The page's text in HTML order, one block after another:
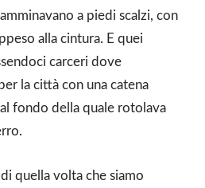
a piedi scalzi, con
alla cintura. E quei
carceri dove
la città con una catena
fondo della quale rotolava
quella volta che siamo